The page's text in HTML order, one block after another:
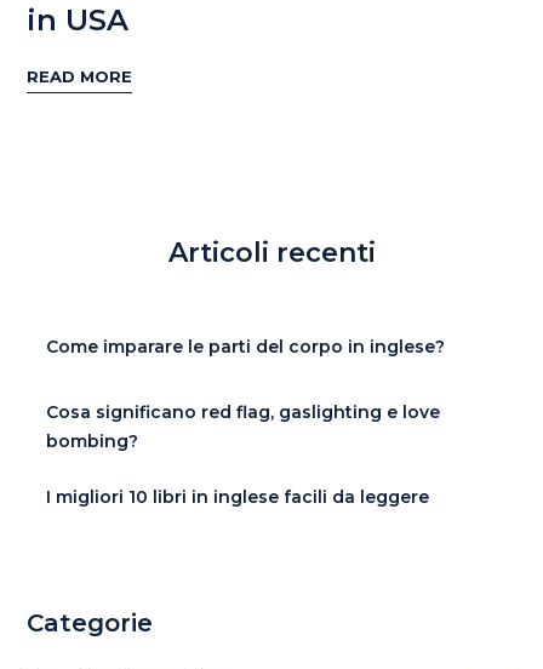
in USA
READ MORE
Articoli recenti
Come imparare le parti del corpo in inglese?
Cosa significano red flag, gaslighting e love
bombing?
I migliori 10 libri in inglese facili da leggere
Categorie